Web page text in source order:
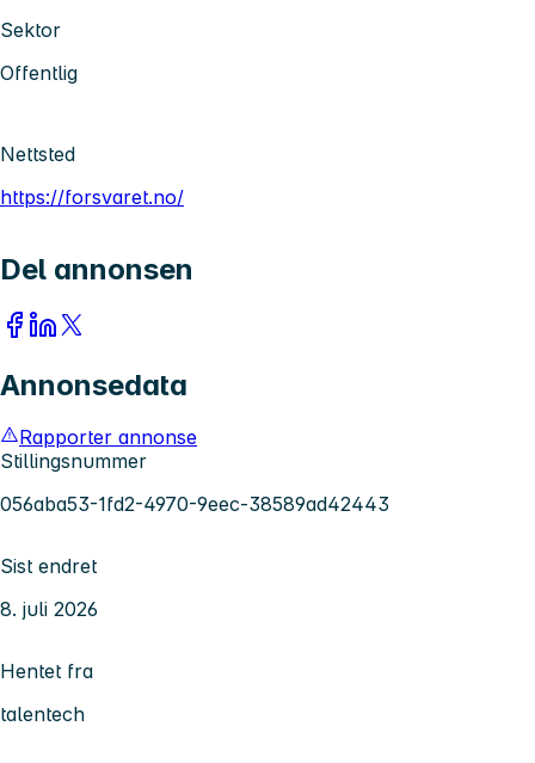
Sektor
Offentlig
Nettsted
https://forsvaret.no/
Del annonsen
Annonsedata
Rapporter annonse
Stillingsnummer
056aba53-1fd2-4970-9eec-38589ad42443
Sist endret
8. juli 2026
Hentet fra
talentech